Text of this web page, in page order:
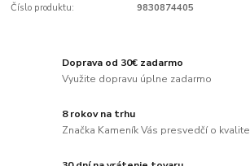
Číslo produktu: 9830874405
Doprava od 30€ zadarmo
Využite dopravu úplne zadarmo
8 rokov na trhu
Značka Kameník Vás presvedčí o kvalite